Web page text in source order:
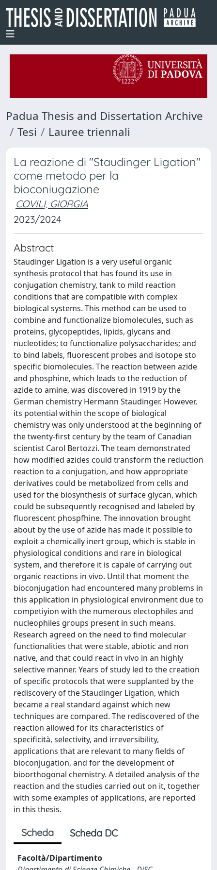
Padua Thesis and Dissertation Archive
Tesi
Lauree triennali
La reazione di "Staudinger Ligation"
come metodo per la
bioconiugazione
COVILI, GIORGIA
2023/2024
Abstract
Staudinger Ligation is a very useful organic
synthesis protocol that has found its use in
conjugation chemistry, tank to mild reaction
conditions that are compatible with complex
biological systems. This method can be used to
combine and functionalize biomolecules, such as
proteins, glycopeptides, lipids, glycans and
nucleotides; to functionalize polysaccharides; and
to bind labels, fluorescent probes and isotope sto
specific biomolecules. The reaction between azide
and phosphine, which leads to the reduction of
azide to amine, was discovered in 1919 by the
German chemistry Hermann Staudinger. However,
its potential within the scope of biological
chemistry was only understood at the beginning of
the twenty-first century by the team of Canadian
scientist Carol Bertozzi. The team demonstrated
how modified azides could transform the reduction
reaction to a conjugation, and how appropriate
derivatives could be metabolized from cells and
used for the biosynthesis of surface glycan, which
could be subsequently recognised and labeled by
fluorescent phospfhine. The innovation brought
about by the use of azide has made it possible to
exploit a chemically inert group, which is stable in
physiological conditions and rare in biological
system, and therefore it is capale of carrying out
organic reactions in vivo. Until that moment the
bioconjugation had encountered many problems in
this application in physiological environment due to
competiyion with the numerous electophiles and
nucleophiles groups present in such means.
Research agreed on the need to find molecular
functionalities that were stable, abiotic and non
native, and that could react in vivo in an highly
selective manner. Years of study led to the creation
of specific protocols that were supplanted by the
rediscovery of the Staudinger Ligation, which
became a real standard against which new
techniques are compared. The rediscovered of the
reaction allowed for its characteristics of
specificità, selectivity, and irreversibility,
applications that are relevant to many fields of
bioconjugation, and for the development of
bioorthogonal chemistry. A detailed analysis of the
reaction and the studies carried out on it, together
with some examples of applications, are reported
in this thesis.
Scheda Scheda DC
Facoltà/Dipartimento